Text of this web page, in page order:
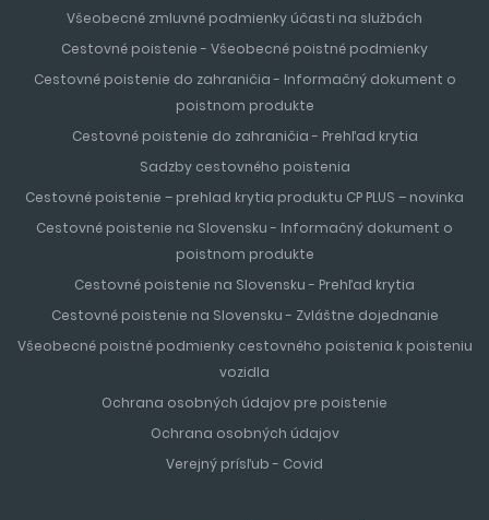
Všeobecné zmluvné podmienky účasti na službách
Cestovné poistenie - Všeobecné poistné podmienky
Cestovné poistenie do zahraničia - Informačný dokument o
poistnom produkte
Cestovné poistenie do zahraničia - Prehľad krytia
Sadzby cestovného poistenia
Cestovné poistenie – prehlad krytia produktu CP PLUS – novinka
Cestovné poistenie na Slovensku - Informačný dokument o
poistnom produkte
Cestovné poistenie na Slovensku - Prehľad krytia
Cestovné poistenie na Slovensku - Zvláštne dojednanie
Všeobecné poistné podmienky cestovného poistenia k poisteniu
vozidla
Ochrana osobných údajov pre poistenie
Ochrana osobných údajov
Verejný prísľub - Covid